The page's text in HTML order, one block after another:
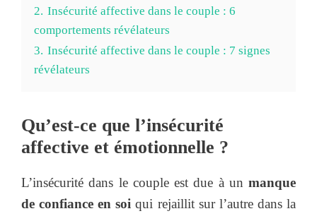
2. Insécurité affective dans le couple : 6
comportements révélateurs
3. Insécurité affective dans le couple : 7 signes
révélateurs
Qu’est-ce que l’insécurité
affective et émotionnelle ?
L’insécurité dans le couple est due à un manque
de confiance en soi qui rejaillit sur l’autre dans la